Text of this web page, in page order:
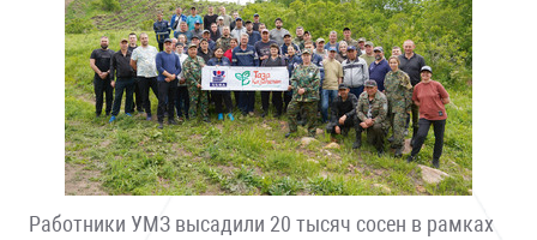
Работники УМЗ высадили 20 тысяч сосен в рамках